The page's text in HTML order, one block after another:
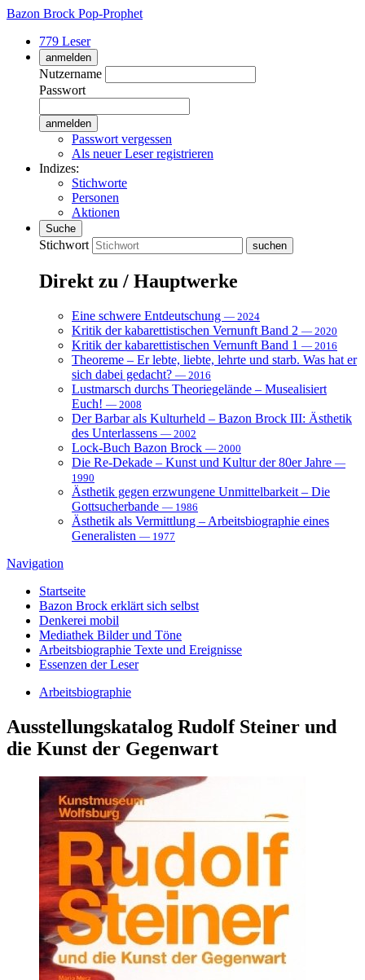
Bazon Brock Pop-Prophet
779 Leser
anmelden
Nutzername
Passwort
Passwort vergessen
Als neuer Leser registrieren
Indizes:
Stichworte
Personen
Aktionen
Suche
Stichwort
Direkt zu / Hauptwerke
Eine schwere Entdeutschung — 2024
Kritik der kabarettistischen Vernunft Band 2 — 2020
Kritik der kabarettistischen Vernunft Band 1 — 2016
Theoreme – Er lebte, liebte, lehrte und starb. Was hat er
sich dabei gedacht? — 2016
Lustmarsch durchs Theoriegelände – Musealisiert
Euch! — 2008
Der Barbar als Kulturheld – Bazon Brock III: Ästhetik
des Unterlassens — 2002
Lock-Buch Bazon Brock — 2000
Die Re-Dekade – Kunst und Kultur der 80er Jahre —
1990
Ästhetik gegen erzwungene Unmittelbarkeit – Die
Gottsucherbande — 1986
Ästhetik als Vermittlung – Arbeitsbiographie eines
Generalisten — 1977
Navigation
Startseite
Bazon Brock erklärt sich selbst
Denkerei mobil
Mediathek Bilder und Töne
Arbeitsbiographie Texte und Ereignisse
Essenzen der Leser
Arbeitsbiographie
Ausstellungskatalog Rudolf Steiner und
die Kunst der Gegenwart